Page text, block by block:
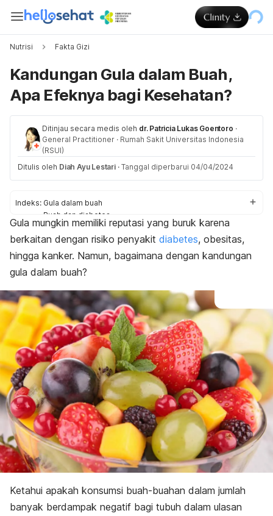
Nutrisi Fakta Gizi
Kandungan Gula dalam Buah,
Apa Efeknya bagi Kesehatan?
Ditinjau secara medis oleh dr. Patricia Lukas Goentoro ·
General Practitioner · Rumah Sakit Universitas Indonesia
(RSUI)
Ditulis oleh Diah Ayu Lestari · Tanggal diperbarui 04/04/2024
Indeks: Gula dalam buah
Buah dan diabetes
Buah tinggi dan rendah gula
Gula mungkin memiliki reputasi yang buruk karena
berkaitan dengan risiko penyakit diabetes, obesitas,
hingga kanker. Namun, bagaimana dengan kandungan
gula dalam buah?
Ketahui apakah konsumsi buah-buahan dalam jumlah
banyak berdampak negatif bagi tubuh dalam ulasan